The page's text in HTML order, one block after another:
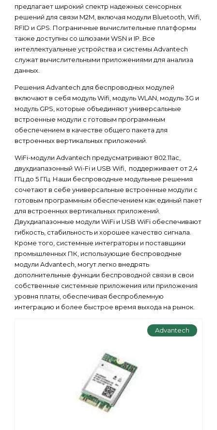
предлагает широкий спектр надежных сенсорных
решений для связи M2M, включая модули Bluetooth, Wifi,
RFID и GPS. Пограничные вычислительные платформы
также доступны со шлюзами WSN и IP. Все
интеллектуальные устройства и системы Advantech
служат вычислительными приложениями для анализа
данных.
Решения Advantech для беспроводных модулей
включают в себя модуль Wifi, модуль WLAN, модуль 3G и
модуль GPS, которые объединяют универсальные
встроенные модули с готовым программным
обеспечением в качестве общего пакета для
встроенных вертикальных приложений.
WiFi-модули Advantech предусматривают 802.11ac,
двухдиапазонный Wi-Fi и USB Wifi, поддерживает от 2,4
ГГц до 5 ГГц. Наши беспроводные модульные решения
сочетают в себе универсальные встроенные модули с
готовым программным обеспечением как единый пакет
для встроенных вертикальных приложений.
Двухдиапазонные модули WiFi и USB WiFi обеспечивают
гибкость, стабильность и хорошее качество сигнала.
Кроме того, системные интеграторы и поставщики
промышленных ПК, использующие беспроводные
модули Advantech, могут легко внедрять
дополнительные функции беспроводной связи в свои
собственные системные приложения или приложения
уровня платы, обеспечивая беспроблемную
интеграцию и более быстрое время выхода на рынок.
Advantech